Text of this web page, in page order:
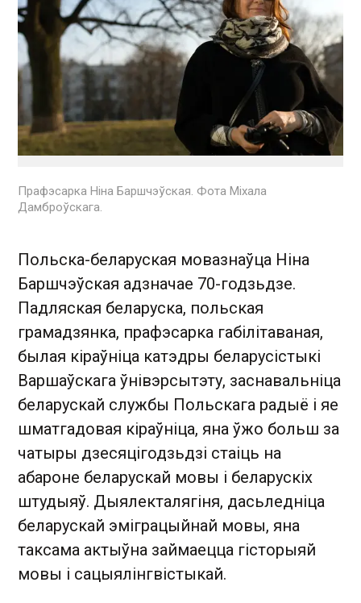
Прафэсарка Ніна Баршчэўская. Фота Міхала
Дамброўскага.
Польска-беларуская мовазнаўца Ніна
Баршчэўская адзначае 70-годзьдзе.
Падляская беларуска, польская
грамадзянка, прафэсарка габілітаваная,
былая кіраўніца катэдры беларусістыкі
Варшаўскага ўнівэрсытэту, заснавальніца
беларускай службы Польскага радыё і яе
шматгадовая кіраўніца, яна ўжо больш за
чатыры дзесяцігодзьдзі стаіць на
абароне беларускай мовы і беларускіх
штудыяў. Дыялекталягіня, дасьледніца
беларускай эміграцыйнай мовы, яна
таксама актыўна займаецца гісторыяй
мовы і сацыялінгвістыкай.